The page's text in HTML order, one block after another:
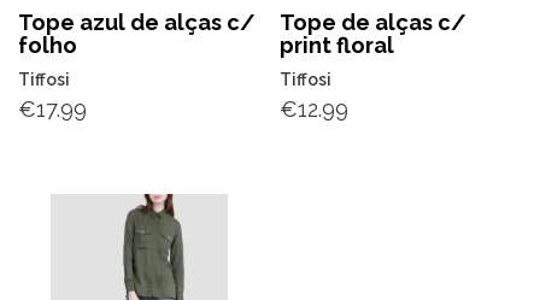
Tope azul de alças c/
folho
Tiffosi
€17.99
Tope de alças c/
print floral
Tiffosi
€12.99